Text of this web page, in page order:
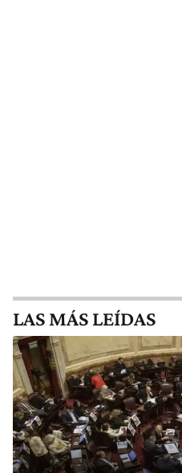
LAS MÁS LEÍDAS